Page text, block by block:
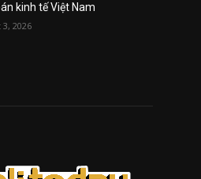
kinh tế Việt Nam
3, 2026